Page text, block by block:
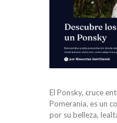
El Ponsky, cruce
Pomerania, es un
por su belleza,